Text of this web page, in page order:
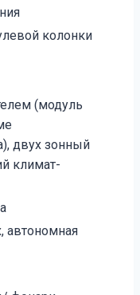
колонки
(модуль
двух зонный
климат-
автономная